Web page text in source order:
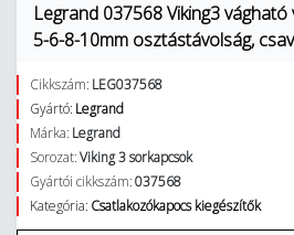
Legrand 037568 Viking3
5-6-8-10mm osztástávolság,
Cikkszám: LEG037568
Gyártó: Legrand
Márka: Legrand
Sorozat:Viking 3 sorkapcsok
Gyártói cikkszám:037568
Kategória: Csatlakozókapocs kiegészítők